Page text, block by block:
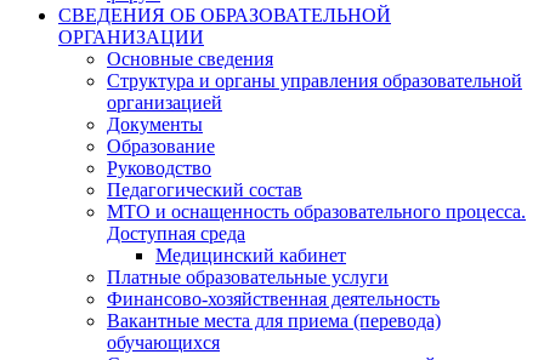
СВЕДЕНИЯ ОБ ОБРАЗОВАТЕЛЬНОЙ
ОРГАНИЗАЦИИ
Основные сведения
Структура и органы управления образовательной
организацией
Документы
Образование
Руководство
Педагогический состав
МТО и оснащенность образовательного процесса.
Доступная среда
Медицинский кабинет
Платные образовательные услуги
Финансово-хозяйственная деятельность
Вакантные места для приема (перевода)
обучающихся